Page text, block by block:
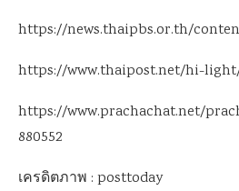
https://news.thaipbs.or.th/
https://www.thaipost.net/hi-
https://www.prachachat.net/
880552
เครดิตภาพ : posttoday